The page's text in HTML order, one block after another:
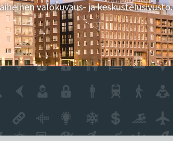
valokuvaus- ja keskustelusivusto.